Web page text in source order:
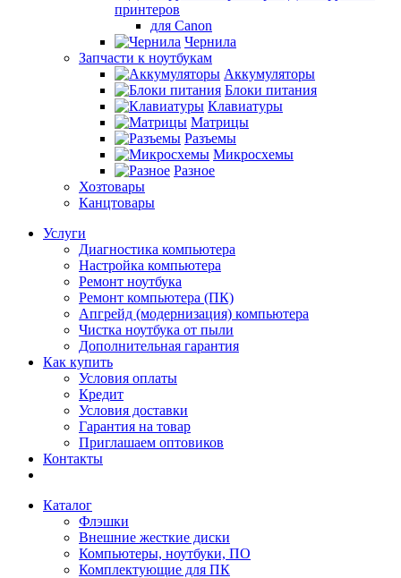
принтеров
для Canon
Чернила
Запчасти к ноутбукам
Аккумуляторы
Блоки питания
Клавиатуры
Матрицы
Разъемы
Микросхемы
Разное
Хозтовары
Канцтовары
Услуги
Диагностика компьютера
Настройка компьютера
Ремонт ноутбука
Ремонт компьютера (ПК)
Апгрейд (модернизация) компьютера
Чистка ноутбука от пыли
Дополнительная гарантия
Как купить
Условия оплаты
Кредит
Условия доставки
Гарантия на товар
Приглашаем оптовиков
Контакты
Каталог
Флэшки
Внешние жесткие диски
Компьютеры, ноутбуки, ПО
Комплектующие для ПК